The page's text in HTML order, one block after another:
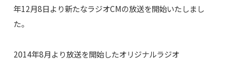
年12月8日より新たなラジオCMの放送を開始いたしまし
た。
2014年8月より放送を開始したオリジナルラジオ